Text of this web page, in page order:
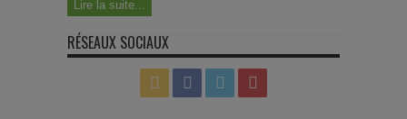
Lire la suite...
RÉSEAUX SOCIAUX